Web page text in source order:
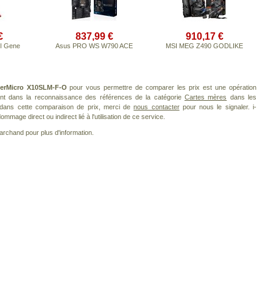
Gene
837,99 €
Asus PRO WS W790 ACE
910,17 €
MSI MEG Z490 GODLIKE
X10SLM-F-O pour vous permettre de comparer les prix est une opération
dans la reconnaissance des références de la catégorie Cartes mères dans les
cette comparaison de prix, merci denous contacterpour nous le signaler. i-
direct ou indirect lié à l'utilisation de ce service.
pour plus d'information.